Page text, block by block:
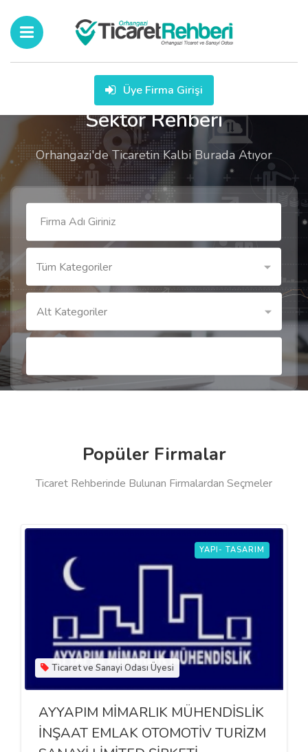
Üye Firma Girişi
Sektör Rehberi
Orhangazi'de Ticaretin Kalbi Burada Atıyor
Tüm Kategoriler
Alt Kategoriler
Popüler Firmalar
Ticaret Rehberinde Bulunan Firmalardan Seçmeler
YAPI- TASARIM
Ticaret ve Sanayi Odası Üyesi
AYYAPIM MİMARLIK MÜHENDİSLİK
İNŞAAT EMLAK OTOMOTİV TURİZM